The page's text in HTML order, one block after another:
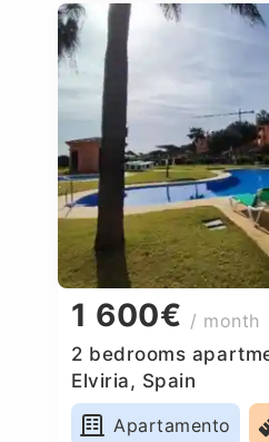
1 600€ / month
2 bedrooms
Elviria, Spain
Apartamento